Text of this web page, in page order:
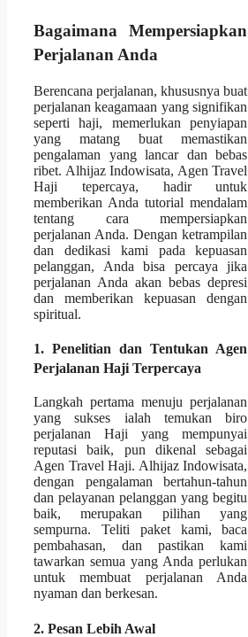
Bagaimana Mempersiapkan
Perjalanan Anda
Berencana perjalanan, khususnya buat
perjalanan keagamaan yang signifikan
seperti haji, memerlukan penyiapan
yang matang buat memastikan
pengalaman yang lancar dan bebas
ribet. Alhijaz Indowisata, Agen Travel
Haji tepercaya, hadir untuk
memberikan Anda tutorial mendalam
tentang cara mempersiapkan
perjalanan Anda. Dengan ketrampilan
dan dedikasi kami pada kepuasan
pelanggan, Anda bisa percaya jika
perjalanan Anda akan bebas depresi
dan memberikan kepuasan dengan
spiritual.
1. Penelitian dan Tentukan Agen
Perjalanan Haji Terpercaya
Langkah pertama menuju perjalanan
yang sukses ialah temukan biro
perjalanan Haji yang mempunyai
reputasi baik, pun dikenal sebagai
Agen Travel Haji. Alhijaz Indowisata,
dengan pengalaman bertahun-tahun
dan pelayanan pelanggan yang begitu
baik, merupakan pilihan yang
sempurna. Teliti paket kami, baca
pembahasan, dan pastikan kami
tawarkan semua yang Anda perlukan
untuk membuat perjalanan Anda
nyaman dan berkesan.
2. Pesan Lebih Awal